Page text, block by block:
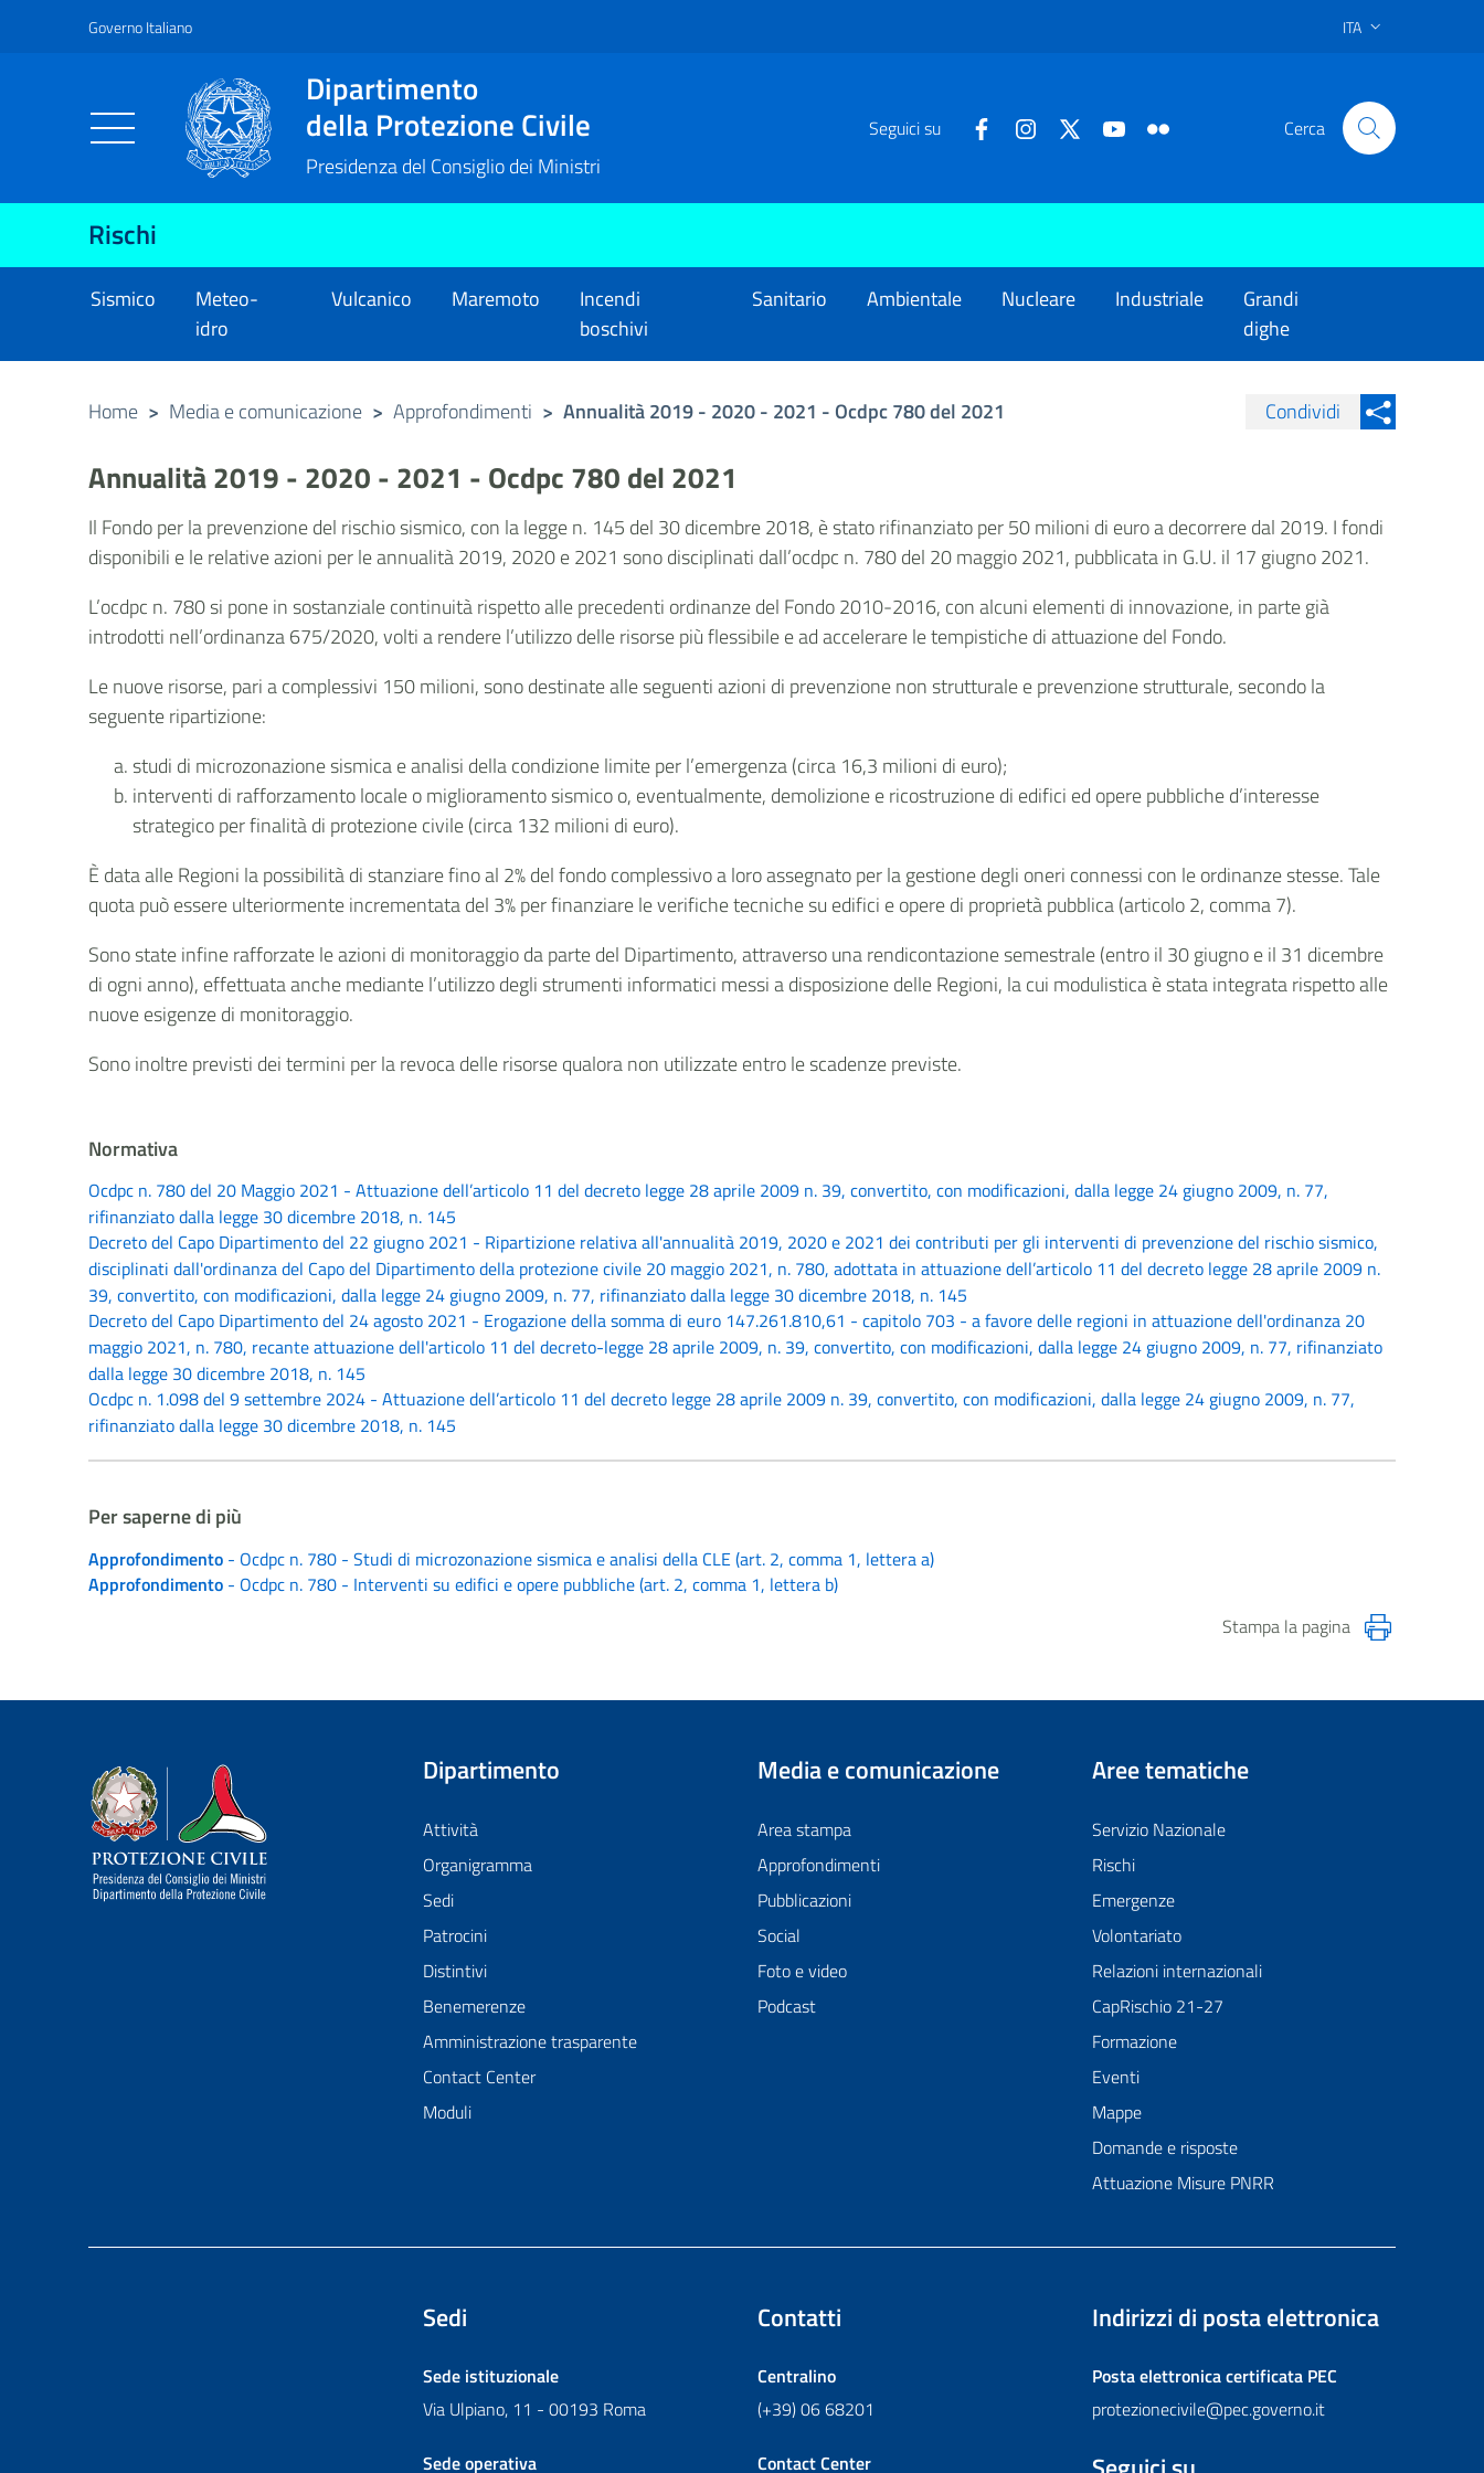
Vai al contenuto principale
Raggiungi il piè di pagina
Governo Italiano ITA
Dipartimento
della Protezione Civile
Presidenza del Consiglio dei Ministri
Seguici su Cerca
Rischi
Sismico
Meteo-
idro
Vulcanico Maremoto
Incendi
boschivi
Sanitario Ambientale Nucleare Industriale
Grandi
dighe
Home > Media e comunicazione > Approfondimenti > Annualità 2019 - 2020 - 2021 - Ocdpc 780 del 2021
Condividi su LinkedIn
Condividi
Annualità 2019 - 2020 - 2021 - Ocdpc 780 del 2021
Il Fondo per la prevenzione del rischio sismico, con la legge n. 145 del 30 dicembre 2018, è stato rifinanziato per 50 milioni di euro a decorrere dal 2019. I fondi
disponibili e le relative azioni per le annualità 2019, 2020 e 2021 sono disciplinati dall’ocdpc n. 780 del 20 maggio 2021, pubblicata in G.U. il 17 giugno 2021.
L’ocdpc n. 780 si pone in sostanziale continuità rispetto alle precedenti ordinanze del Fondo 2010-2016, con alcuni elementi di innovazione, in parte già
introdotti nell’ordinanza 675/2020, volti a rendere l’utilizzo delle risorse più flessibile e ad accelerare le tempistiche di attuazione del Fondo.
Le nuove risorse, pari a complessivi 150 milioni, sono destinate alle seguenti azioni di prevenzione non strutturale e prevenzione strutturale, secondo la
seguente ripartizione:
studi di microzonazione sismica e analisi della condizione limite per l’emergenza (circa 16,3 milioni di euro);
interventi di rafforzamento locale o miglioramento sismico o, eventualmente, demolizione e ricostruzione di edifici ed opere pubbliche d’interesse
strategico per finalità di protezione civile (circa 132 milioni di euro).
È data alle Regioni la possibilità di stanziare fino al 2% del fondo complessivo a loro assegnato per la gestione degli oneri connessi con le ordinanze stesse. Tale
quota può essere ulteriormente incrementata del 3% per finanziare le verifiche tecniche su edifici e opere di proprietà pubblica (articolo 2, comma 7).
Sono state infine rafforzate le azioni di monitoraggio da parte del Dipartimento, attraverso una rendicontazione semestrale (entro il 30 giugno e il 31 dicembre
di ogni anno), effettuata anche mediante l’utilizzo degli strumenti informatici messi a disposizione delle Regioni, la cui modulistica è stata integrata rispetto alle
nuove esigenze di monitoraggio.
Sono inoltre previsti dei termini per la revoca delle risorse qualora non utilizzate entro le scadenze previste.
Normativa
Ocdpc n. 780 del 20 Maggio 2021 - Attuazione dell’articolo 11 del decreto legge 28 aprile 2009 n. 39, convertito, con modificazioni, dalla legge 24 giugno 2009, n. 77,
rifinanziato dalla legge 30 dicembre 2018, n. 145
Decreto del Capo Dipartimento del 22 giugno 2021 - Ripartizione relativa all'annualità 2019, 2020 e 2021 dei contributi per gli interventi di prevenzione del rischio sismico,
disciplinati dall'ordinanza del Capo del Dipartimento della protezione civile 20 maggio 2021, n. 780, adottata in attuazione dell’articolo 11 del decreto legge 28 aprile 2009 n.
39, convertito, con modificazioni, dalla legge 24 giugno 2009, n. 77, rifinanziato dalla legge 30 dicembre 2018, n. 145
Decreto del Capo Dipartimento del 24 agosto 2021 - Erogazione della somma di euro 147.261.810,61 - capitolo 703 - a favore delle regioni in attuazione dell'ordinanza 20
maggio 2021, n. 780, recante attuazione dell'articolo 11 del decreto-legge 28 aprile 2009, n. 39, convertito, con modificazioni, dalla legge 24 giugno 2009, n. 77, rifinanziato
dalla legge 30 dicembre 2018, n. 145
Ocdpc n. 1.098 del 9 settembre 2024 - Attuazione dell’articolo 11 del decreto legge 28 aprile 2009 n. 39, convertito, con modificazioni, dalla legge 24 giugno 2009, n. 77,
rifinanziato dalla legge 30 dicembre 2018, n. 145
Per saperne di più
Approfondimento - Ocdpc n. 780 - Studi di microzonazione sismica e analisi della CLE (art. 2, comma 1, lettera a)
Approfondimento - Ocdpc n. 780 - Interventi su edifici e opere pubbliche (art. 2, comma 1, lettera b)
Stampa la pagina
Dipartimento della Protezione Civile
Dipartimento
Attività
Organigramma
Sedi
Patrocini
Distintivi
Benemerenze
Amministrazione trasparente
Contact Center
Moduli
Media e comunicazione
Area stampa
Approfondimenti
Pubblicazioni
Social
Foto e video
Podcast
Aree tematiche
Servizio Nazionale
Rischi
Emergenze
Volontariato
Relazioni internazionali
CapRischio 21-27
Formazione
Eventi
Mappe
Domande e risposte
Attuazione Misure PNRR
Sedi
Sede istituzionale
Via Ulpiano, 11 - 00193 Roma
Sede operativa
Contatti
Centralino
(+39) 06 68201
Contact Center
Indirizzi di posta elettronica
Posta elettronica certificataPEC
protezionecivile@pec.governo.it